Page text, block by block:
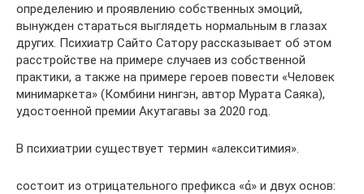
определению и проявлению собственных эмоций,
вынужден стараться выглядеть нормальным в глазах
других. Психиатр Сайто Сатору рассказывает об этом
расстройстве на примере случаев из собственной
практики, а также на примере героев повести «Человек
минимаркета» (Комбини нингэн, автор Мурата Саяка),
удостоенной премии Акутагавы за 2020 год.
В психиатрии существует термин «алекситимия».
состоит из отрицательного префикса «ἀ» и двух основ: